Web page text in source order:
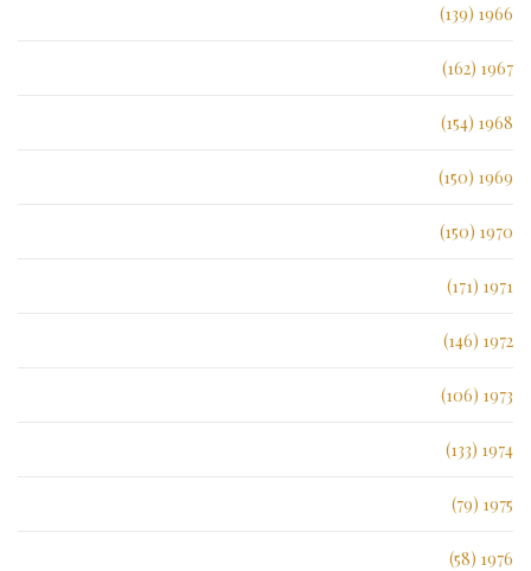
1966 (139)
1967 (162)
1968 (154)
1969 (150)
1970 (150)
1971 (171)
1972 (146)
1973 (106)
1974 (133)
1975 (79)
1976 (58)